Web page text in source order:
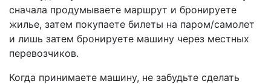
сначала продумываете маршрут и бронируете
жилье, затем покупаете билеты на паром/самолет
и лишь затем бронируете машину через местных
перевозчиков.
Когда принимаете машину, не забудьте сделать